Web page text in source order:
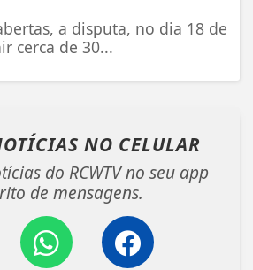
a disputa, no dia 18 de
cerca de 30...
NO CELULAR
do RCWTV no seu app
de mensagens.